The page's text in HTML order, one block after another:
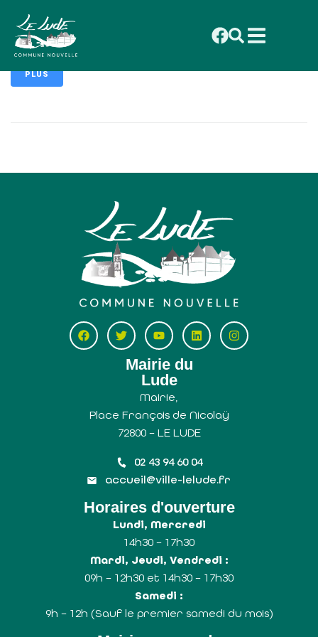
principal
Legendre Franck
PLUS
Mairie du
Lude
Mairie,
Place François de Nicolaÿ
72800 – LE LUDE
02 43 94 60 04
accueil@ville-lelude.fr
Horaires d'ouverture
Lundi, Mercredi
14h30 – 17h30
Mardi, Jeudi, Vendredi :
09h – 12h30 et 14h30 – 17h30
Samedi :
9h – 12h (Sauf le premier samedi du mois)